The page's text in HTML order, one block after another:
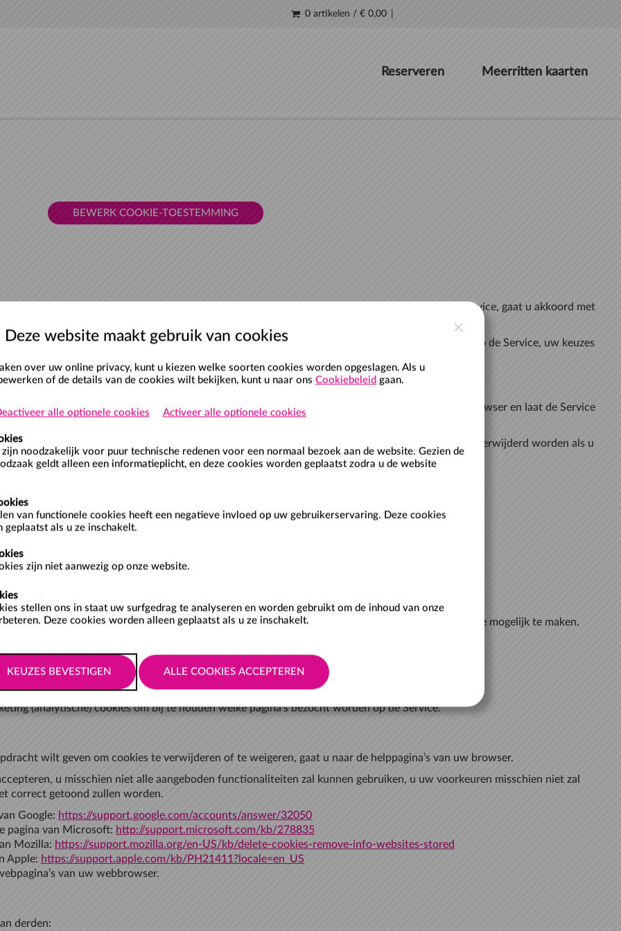
0 artikelen / € 0,00
Reserveren Meerritten kaarten
BEWERK COOKIE-TOESTEMMING
van cookies op de webshop en website (de "Service"). Wanneer u gebruik maakt van de Service, gaat u akkoord met
gebruiken, hoe derde partijen waarmee we partnerships sluiten cookies kunnen gebruiken op de Service, uw keuzes
worden door een website die u bezoekt. Een cookiebestand wordt opgeslagen in uw webbrowser en laat de Service
makkelijker te maken en de Service meer op u af te stemmen.
blijven op uw pc of mobiel toestel wanneer u offline gaat, terwijl tijdelijke cookies meteen verwijderd worden als u
kunnen we een aantal cookiebestanden in uw webbrowser plaatsen.
functies van de service mogelijk te maken, voor analyse en om uw voorkeuren op te slaan.
op de Service. Cookies zullen niet gebruikt worden voor andere doeleinden dan diegene vermeld.
we ook gebruik maken van verscheidene cookies van derden om bepaalde functies van de Service mogelijk te maken.
cookies om gebruikersacties te onthouden.
(analytische) cookies om bij te houden welke pagina’s bezocht worden op de Service.
wilt geven om cookies te verwijderen of te weigeren, gaat u naar de helppagina’s van uw browser.
u misschien niet alle aangeboden functionaliteiten zal kunnen gebruiken, u uw voorkeuren misschien niet zal
correct getoond zullen worden.
Google: https://support.google.com/accounts/answer/32050
pagina van Microsoft: http://support.microsoft.com/kb/278835
Mozilla: https://support.mozilla.org/en-US/kb/delete-cookies-remove-info-websites-stored
Apple: https://support.apple.com/kb/PH21411?locale=en_US
van uw webbrowser.
derden:
Deze website maakt gebruik van cookies
over uw online privacy, kunt u kiezen welke soorten cookies worden opgeslagen. Als u
of de details van de cookies wilt bekijken, kunt u naar ons Cookiebeleid gaan.
alle optionele cookies Activeer alle optionele cookies
zijn noodzakelijk voor puur technische redenen voor een normaal bezoek aan de website. Gezien de
geldt alleen een informatieplicht, en deze cookies worden geplaatst zodra u de website
van functionele cookies heeft een negatieve invloed op uw gebruikerservaring. Deze cookies
geplaatst als u ze inschakelt.
zijn niet aanwezig op onze website.
stellen ons in staat uw surfgedrag te analyseren en worden gebruikt om de inhoud van onze
Deze cookies worden alleen geplaatst als u ze inschakelt.